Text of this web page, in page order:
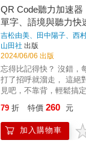
勤、睡前、晨練或洗漱
聽，單字和句型自然深
力和語感達到新高度
計的學習方案，兩頁一
鐘，隨時隨地學習。無
刺，這本書都是您的考
日檢得分的秘密武器，
攀學習高峰！絕對合格
燈，將四方形的薄棉被
活動式桌板，就是一個
不可思議的傢俱。整個
電視，還是聊天、寫作
家大小都會願意擠進這
腳丫子扭打在一起。
準 附日語發音＋朗讀
者錄製最標準的東京腔
口標準的東京腔。 學
要用哪一本教科書嗎
語教學經驗的淡江大學
自學、教學、旅遊、上
察、遊學、留學，通通
記新知識，學習效果加
腦海中！ ⫷碎片時間速學法：學日語，不再找
藉口！每單元兩頁，碎
無論是睡前的小點心，
電，只需10分鐘，輕鬆
學習既簡單又高效！ ⫷隨身辭典：忘了就查，
學習無阻礙！50音順的
便捷！ 每當您需要，只
要的單字，隨查隨學，
升，再也不怕記憶有障礙！ ⫷聽力強化神
隨時隨地，掃碼即聽！
聽力是日檢的致勝法寶
字深深印在腦海中，增
老師全文錄音，加強耳
馬拼音，讓你聽懂也會
單字解析，全面補充日
實用小專欄，學習輕鬆
環境是培養聽力的開始
練日文聽力的工具吧！
為日語達人！ 每天只需10分鐘，進步看得見：
⫷表達情境大師：把日常
輕鬆成為應用高手！ 根
蓋各種生活情境，從表
測、期望，讓生硬的文
水一樣輕鬆掌握！ ⫷腦洞大開：用您的想像力
來畫出文法的使用場景
群」動起來 日檢重視的
法，而是學會在實際生
最牢固的方式！ ⫷文法掃蕩：文法的兄弟姊妹
比一比，一次搞定那些
QR Code聽力加速
單字、語境與聽力快
(16K＋QR碼線上音
吉松由美、田中陽子、西
田、山田社日檢題庫小組
山田社 出版
2024/06/06 出版
忘得比記得快？ 沒錯，
打了招呼就溜走， 這絕
見吧，不靠背，輕鬆搞定N5！ 掰掰了
&times;激爽海量實戰。
成效倍增！ 每天70%的記憶消失無踪？用老掉
牙的背誦法，像背電話
79 折 特價 260 元
加入購物車